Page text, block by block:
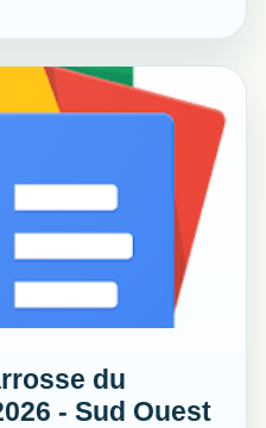
du
- Sud Ouest